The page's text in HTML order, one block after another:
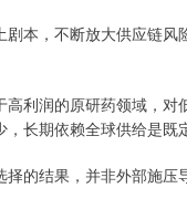
剧本，不断放大供应链风
高利润的原研药领域，对
长期依赖全球供给是既
的结果，并非外部施压